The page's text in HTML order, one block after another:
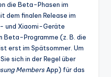
die Beta-Phasen im
dem finalen Release im
und Xiaomi-Geräte
Beta-Programme (z. B. die
erst im Spätsommer. Um
sich in der Regel über
MembersApp) für das